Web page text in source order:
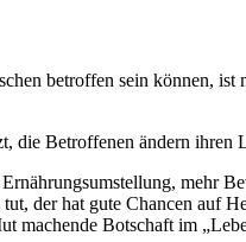
betroffen sein können,
die Betroffenen ändern ihren
mehr
der hat gute Chancen auf
machende Botschaft im